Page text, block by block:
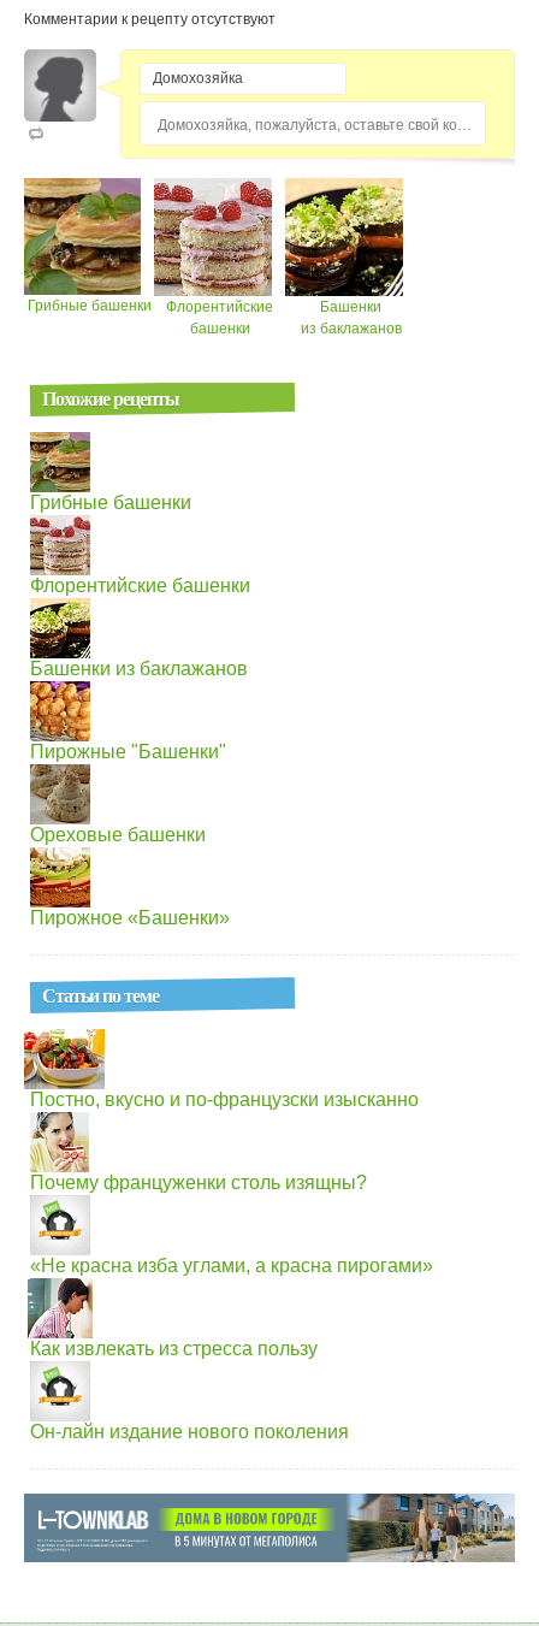
Комментарии к рецепту отсутствуют
Грибные башенки
Флорентийские
башенки
Башенки
из баклажанов
Похожие рецепты
Грибные башенки
Флорентийские башенки
Башенки из баклажанов
Пирожные "Башенки"
Ореховые башенки
Пирожное «Башенки»
Статьи по теме
Постно, вкусно и по-французски изысканно
Почему француженки столь изящны?
«Не красна изба углами, а красна пирогами»
Как извлекать из стресса пользу
Он-лайн издание нового поколения